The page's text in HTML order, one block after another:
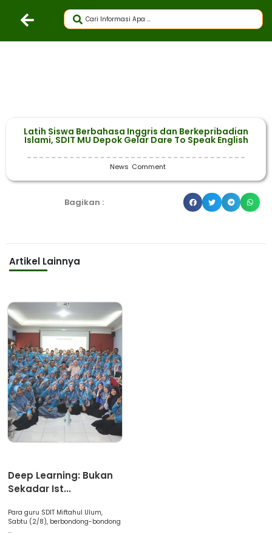
Latih Siswa Berbahasa Inggris dan Berkepribadian
Islami, SDIT MU Depok Gelar Dare To Speak English
News Comment
Bagikan :
Artikel Lainnya
Deep Learning: Bukan
Sekadar Ist...
Para guru SDIT Miftahul Ulum,
Sabtu (2/8), berbondong-bondong
...